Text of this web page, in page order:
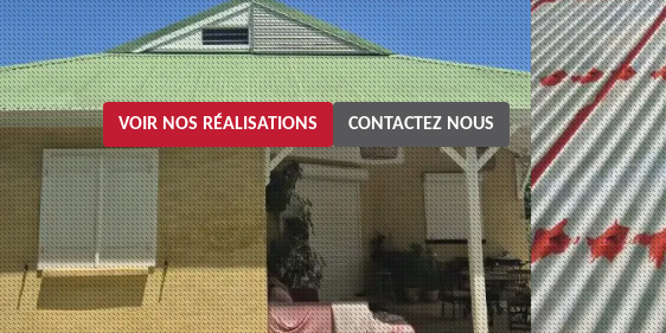
VOIR NOS RÉALISATIONS CONTACTEZ NOUS